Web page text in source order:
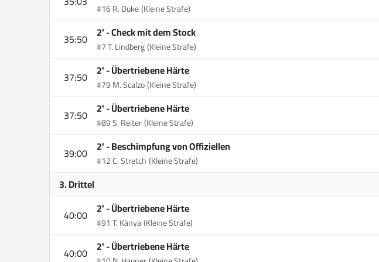
#16 R. Duke(Kleine Strafe)
35:50 2' -Check mit dem Stock
#7 T. Lindberg(Kleine Strafe)
37:50 2' -Übertriebene Härte
#79 M. Scalzo(Kleine Strafe)
37:50 2' -Übertriebene Härte
#89 S. Reiter(Kleine Strafe)
39:00 2' -Beschimpfung von Offiziellen
#12 C. Stretch(Kleine Strafe)
3. Drittel
40:00 2' -Übertriebene Härte
#91 T. Kánya(Kleine Strafe)
40:00 2' -Übertriebene Härte